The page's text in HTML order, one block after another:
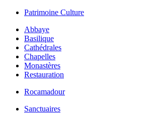
Patrimoine Culture
Abbaye
Basilique
Cathédrales
Chapelles
Monastères
Restauration
Rocamadour
Sanctuaires